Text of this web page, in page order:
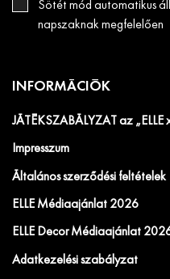
Sötét mód automatikus
napszaknak megfelelően
INFORMÁCIÓK
JÁTÉKSZABÁLYZAT az
Impresszum
Általános szerződési feltételek
ELLE Médiaajánlat 2026
ELLE Decor Médiaajánlat
Adatkezelési szabályzat